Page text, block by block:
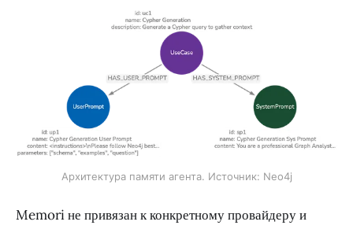
Архитектура памяти агента. Источник: Neo4j
Memori не привязан к конкретному провайдеру и